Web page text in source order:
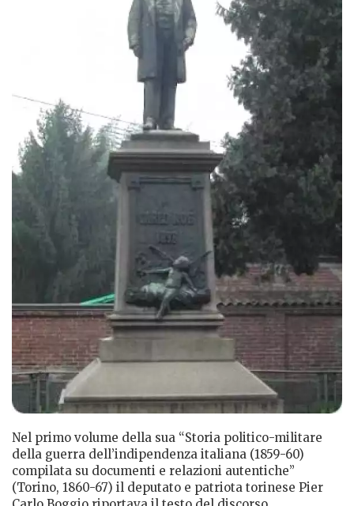
Nel primo volume della sua “Storia politico-militare
della guerra dell’indipendenza italiana (1859-60)
compilata su documenti e relazioni autentiche”
(Torino, 1860-67) il deputato e patriota torinese Pier